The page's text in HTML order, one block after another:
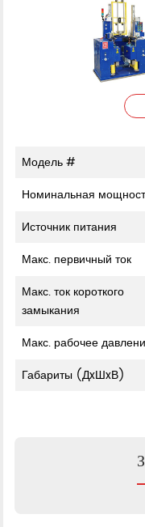
Модель #
Номинальная
Источник питания
Макс. первичный ток
Макс. ток короткого
замыкания
Макс. рабочее
Габариты (ДxШxВ)